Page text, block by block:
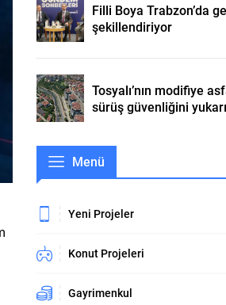
Filli Boya Trabzon’da
şekillendiriyor
Tosyalı’nın modifiye
sürüş güvenliğini
Menü
Yeni Projeler
Konut Projeleri
Gayrimenkul